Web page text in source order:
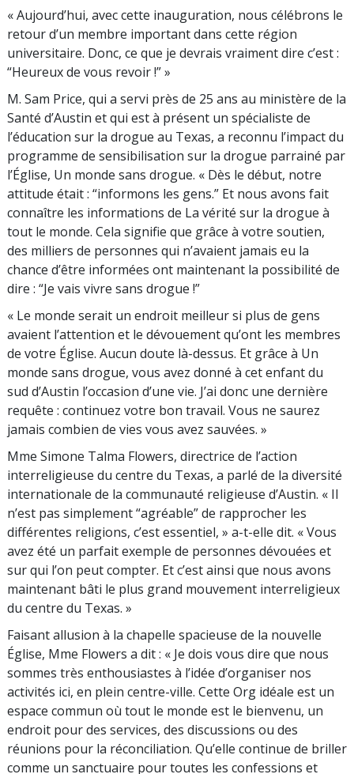
« Aujourd’hui, avec cette inauguration, nous célébrons le
retour d’un membre important dans cette région
universitaire. Donc, ce que je devrais vraiment dire c’est :
“Heureux de vous revoir !” »
M. Sam Price, qui a servi près de 25 ans au ministère de la
Santé d’Austin et qui est à présent un spécialiste de
l’éducation sur la drogue au Texas, a reconnu l’impact du
programme de sensibilisation sur la drogue parrainé par
l’Église, Un monde sans drogue. « Dès le début, notre
attitude était : “informons les gens.” Et nous avons fait
connaître les informations de La vérité sur la drogue à
tout le monde. Cela signifie que grâce à votre soutien,
des milliers de personnes qui n’avaient jamais eu la
chance d’être informées ont maintenant la possibilité de
dire : “Je vais vivre sans drogue !”
« Le monde serait un endroit meilleur si plus de gens
avaient l’attention et le dévouement qu’ont les membres
de votre Église. Aucun doute là-dessus. Et grâce à Un
monde sans drogue, vous avez donné à cet enfant du
sud d’Austin l’occasion d’une vie. J’ai donc une dernière
requête : continuez votre bon travail. Vous ne saurez
jamais combien de vies vous avez sauvées. »
Mme Simone Talma Flowers, directrice de l’action
interreligieuse du centre du Texas, a parlé de la diversité
internationale de la communauté religieuse d’Austin. « Il
n’est pas simplement “agréable” de rapprocher les
différentes religions, c’est essentiel, » a-t-elle dit. « Vous
avez été un parfait exemple de personnes dévouées et
sur qui l’on peut compter. Et c’est ainsi que nous avons
maintenant bâti le plus grand mouvement interreligieux
du centre du Texas. »
Faisant allusion à la chapelle spacieuse de la nouvelle
Église, Mme Flowers a dit : « Je dois vous dire que nous
sommes très enthousiastes à l’idée d’organiser nos
activités ici, en plein centre-ville. Cette Org idéale est un
espace commun où tout le monde est le bienvenu, un
endroit pour des services, des discussions ou des
réunions pour la réconciliation. Qu’elle continue de briller
comme un sanctuaire pour toutes les confessions et